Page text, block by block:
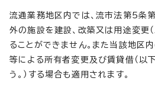
流通業務地区内では、流市法第5条
外の施設を建設、改築又は用途変更（
ることができません。また当該地区
等による所有者変更及び賃貸借（以
う。）する場合も適用されます。